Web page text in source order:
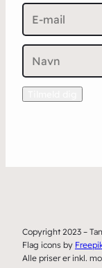
Copyright 2023 –
Flag icons by
Alle priser er inkl.